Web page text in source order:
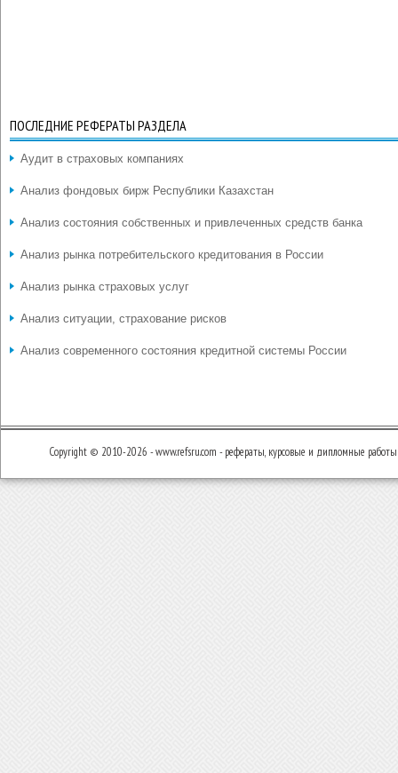
ПОСЛЕДНИЕ РЕФЕРАТЫ РАЗДЕЛА
Аудит в страховых компаниях
Анализ фондовых бирж Республики Казахстан
Анализ состояния собственных и привлеченных средств банка
Анализ рынка потребительского кредитования в России
Анализ рынка страховых услуг
Анализ ситуации, страхование рисков
Анализ современного состояния кредитной системы России
Copyright © 2010-2026 - www.refsru.com - рефераты, курсовые и дипломные работы